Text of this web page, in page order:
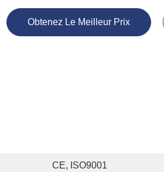
Obtenez Le Meilleur Prix
CE, ISO9001